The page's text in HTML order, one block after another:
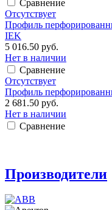
Сравнение
Отсутствует
Профиль
IEK
5 016.50 руб.
Нет в наличии
Сравнение
Отсутствует
Профиль
2 681.50 руб.
Нет в наличии
Сравнение
Производители